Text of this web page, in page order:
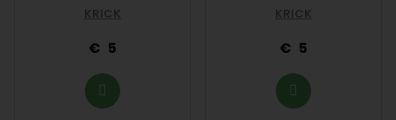
KRICK
5
KRICK
5